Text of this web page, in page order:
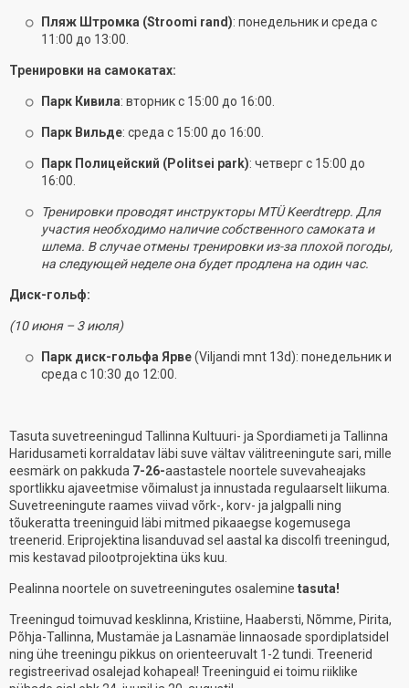
Пляж Штромка (Stroomi rand): понедельник и среда с
11:00 до 13:00.
Тренировки на самокатах:
Парк Кивила: вторник с 15:00 до 16:00.
Парк Вильде: среда с 15:00 до 16:00.
Парк Полицейский (Politsei park): четверг с 15:00 до
16:00.
Тренировки проводят инструкторы MTÜ Keerdtrepp. Для
участия необходимо наличие собственного самоката и
шлема. В случае отмены тренировки из-за плохой погоды,
на следующей неделе она будет продлена на один час.
Диск-гольф:
(10 июня – 3 июля)
Парк диск-гольфа Ярве(Viljandi mnt 13d): понедельник и
среда с 10:30 до 12:00.
Tasuta suvetreeningud Tallinna Kultuuri- ja Spordiameti ja Tallinna
Haridusameti korraldatav läbi suve vältav välitreeningute sari, mille
eesmärk on pakkuda 7-26-aastastele noortele suvevaheajaks
sportlikku ajaveetmise võimalust ja innustada regulaarselt liikuma.
Suvetreeningute raames viivad võrk-, korv- ja jalgpalli ning
tõukeratta treeninguid läbi mitmed pikaaegse kogemusega
treenerid. Eriprojektina lisanduvad sel aastal ka discolfi treeningud,
mis kestavad pilootprojektina üks kuu.
Pealinna noortele on suvetreeningutes osalemine tasuta!
Treeningud toimuvad kesklinna, Kristiine, Haabersti, Nõmme, Pirita,
Põhja-Tallinna, Mustamäe ja Lasnamäe linnaosade spordiplatsidel
ning ühe treeningu pikkus on orienteeruvalt 1-2 tundi. Treenerid
registreerivad osalejad kohapeal! Treeninguid ei toimu riiklike